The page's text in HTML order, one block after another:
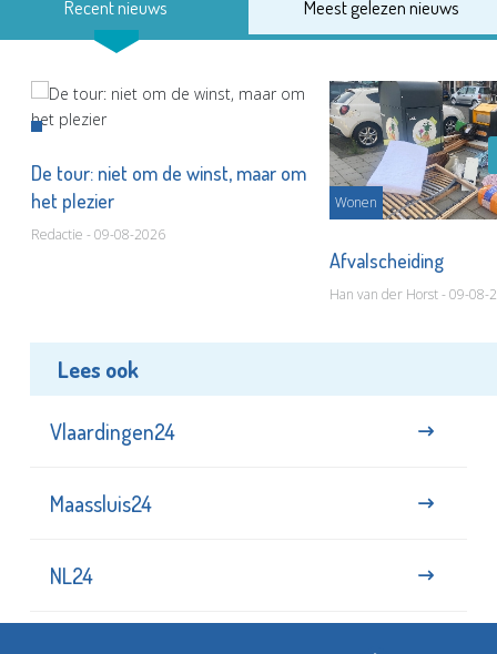
Recent nieuws Meest gelezen nieuws
De tour: niet om de winst, maar om
het plezier
Redactie - 09-08-2026
Wonen
Afvalscheiding
Han van der Horst - 09-08-
Lees ook
Vlaardingen24
Maassluis24
NL24